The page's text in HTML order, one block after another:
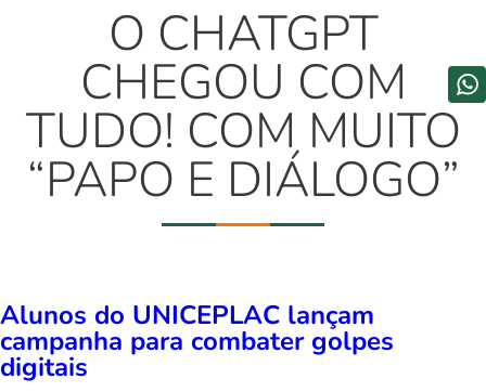
O CHATGPT
CHEGOU COM
TUDO! COM MUITO
“PAPO E DIÁLOGO”
Alunos do UNICEPLAC lançam
campanha para combater golpes
digitais